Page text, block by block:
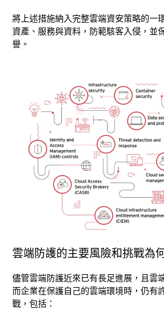
將上述措施納入完整雲端資安策略的一
資產、服務與資料，防範駭客入侵，並
譽。
雲端防護的主要風險和挑戰為
儘管雲端防護近來已有長足進展，且雲
而企業在保護自己的雲端環境時，仍有
戰，包括：